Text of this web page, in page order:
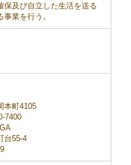
保及び自立した生活を送る
業を行う。
町4105
7400
55-4